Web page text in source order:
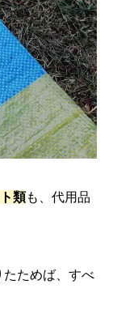
類も、代用品
たためば、すべ